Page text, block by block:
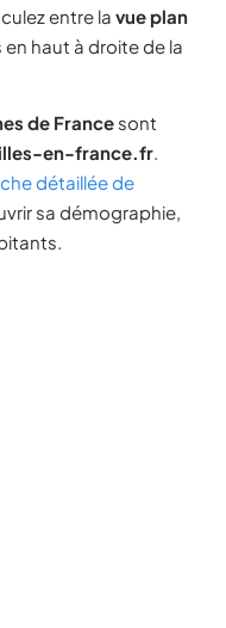
entre la vue plan
haut à droite de la
de France sont
en-france.fr.
détaillée de
sa démographie,